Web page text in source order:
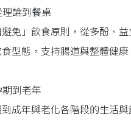
論到餐桌
免」飲食原則，從多酚、
型態，支持腸道與整體健康
到老年
成年與老化各階段的生活